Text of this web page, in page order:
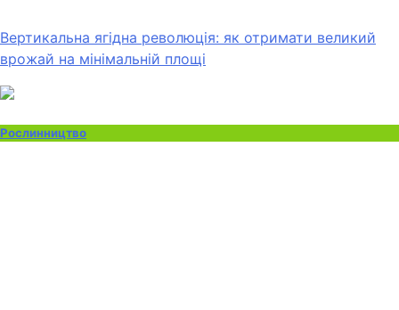
Вертикальна ягідна революція: як отримати великий
врожай на мінімальній площі
Рослинництво